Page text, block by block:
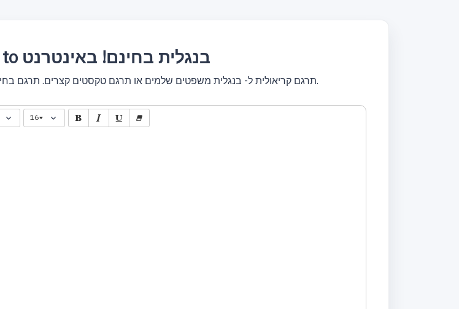
תרגם קריאולית to בנגלית בחינם! באינטרנט
תרגם קריאולית ל- בנגלית משפטים שלמים או תרגם טקסטים קצרים. תרגם בחינם! מתרגם עם כלי עיצוב, ערוך טקסט, תרגם באופן מיידי.
16